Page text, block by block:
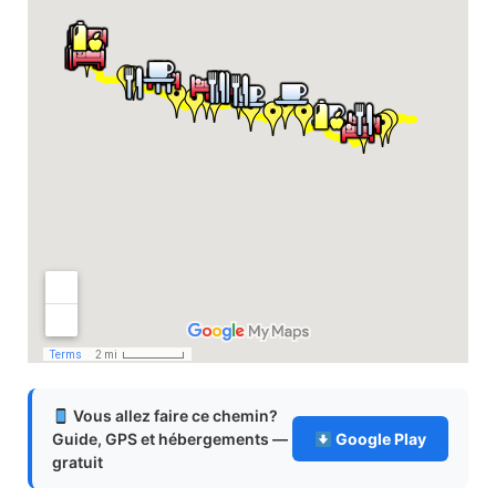
Vous allez faire ce chemin?
Guide, GPS et hébergements —
gratuit
Google Play